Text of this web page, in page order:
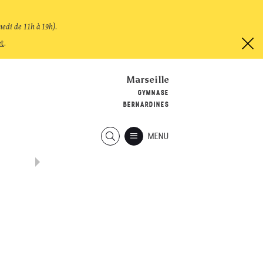
de 11h à 19h).
.
Marseille
GYMNASE
BERNARDINES
MENU